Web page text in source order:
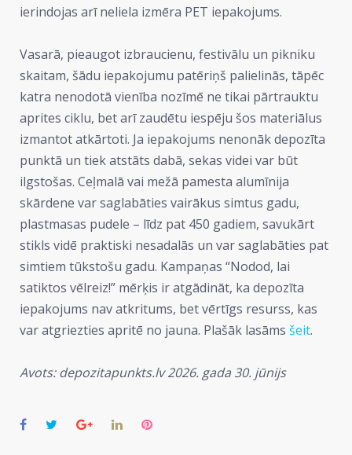
ierindojas arī neliela izmēra PET iepakojums.
Vasarā, pieaugot izbraucienu, festivālu un pikniku
skaitam, šādu iepakojumu patēriņš palielinās, tāpēc
katra nenodotā vienība nozīmē ne tikai pārtrauktu
aprites ciklu, bet arī zaudētu iespēju šos materiālus
izmantot atkārtoti. Ja iepakojums nenonāk depozīta
punktā un tiek atstāts dabā, sekas videi var būt
ilgstošas. Ceļmalā vai mežā pamesta alumīnija
skārdene var saglabāties vairākus simtus gadu,
plastmasas pudele – līdz pat 450 gadiem, savukārt
stikls vidē praktiski nesadalās un var saglabāties pat
simtiem tūkstošu gadu. Kampaņas “Nodod, lai
satiktos vēlreiz!” mērķis ir atgādināt, ka depozīta
iepakojums nav atkritums, bet vērtīgs resurss, kas
var atgriezties apritē no jauna. Plašāk lasāms šeit.
Avots: depozitapunkts.lv 2026. gada 30. jūnijs
Facebook
TwitterGoogle+LinkedInPinterest